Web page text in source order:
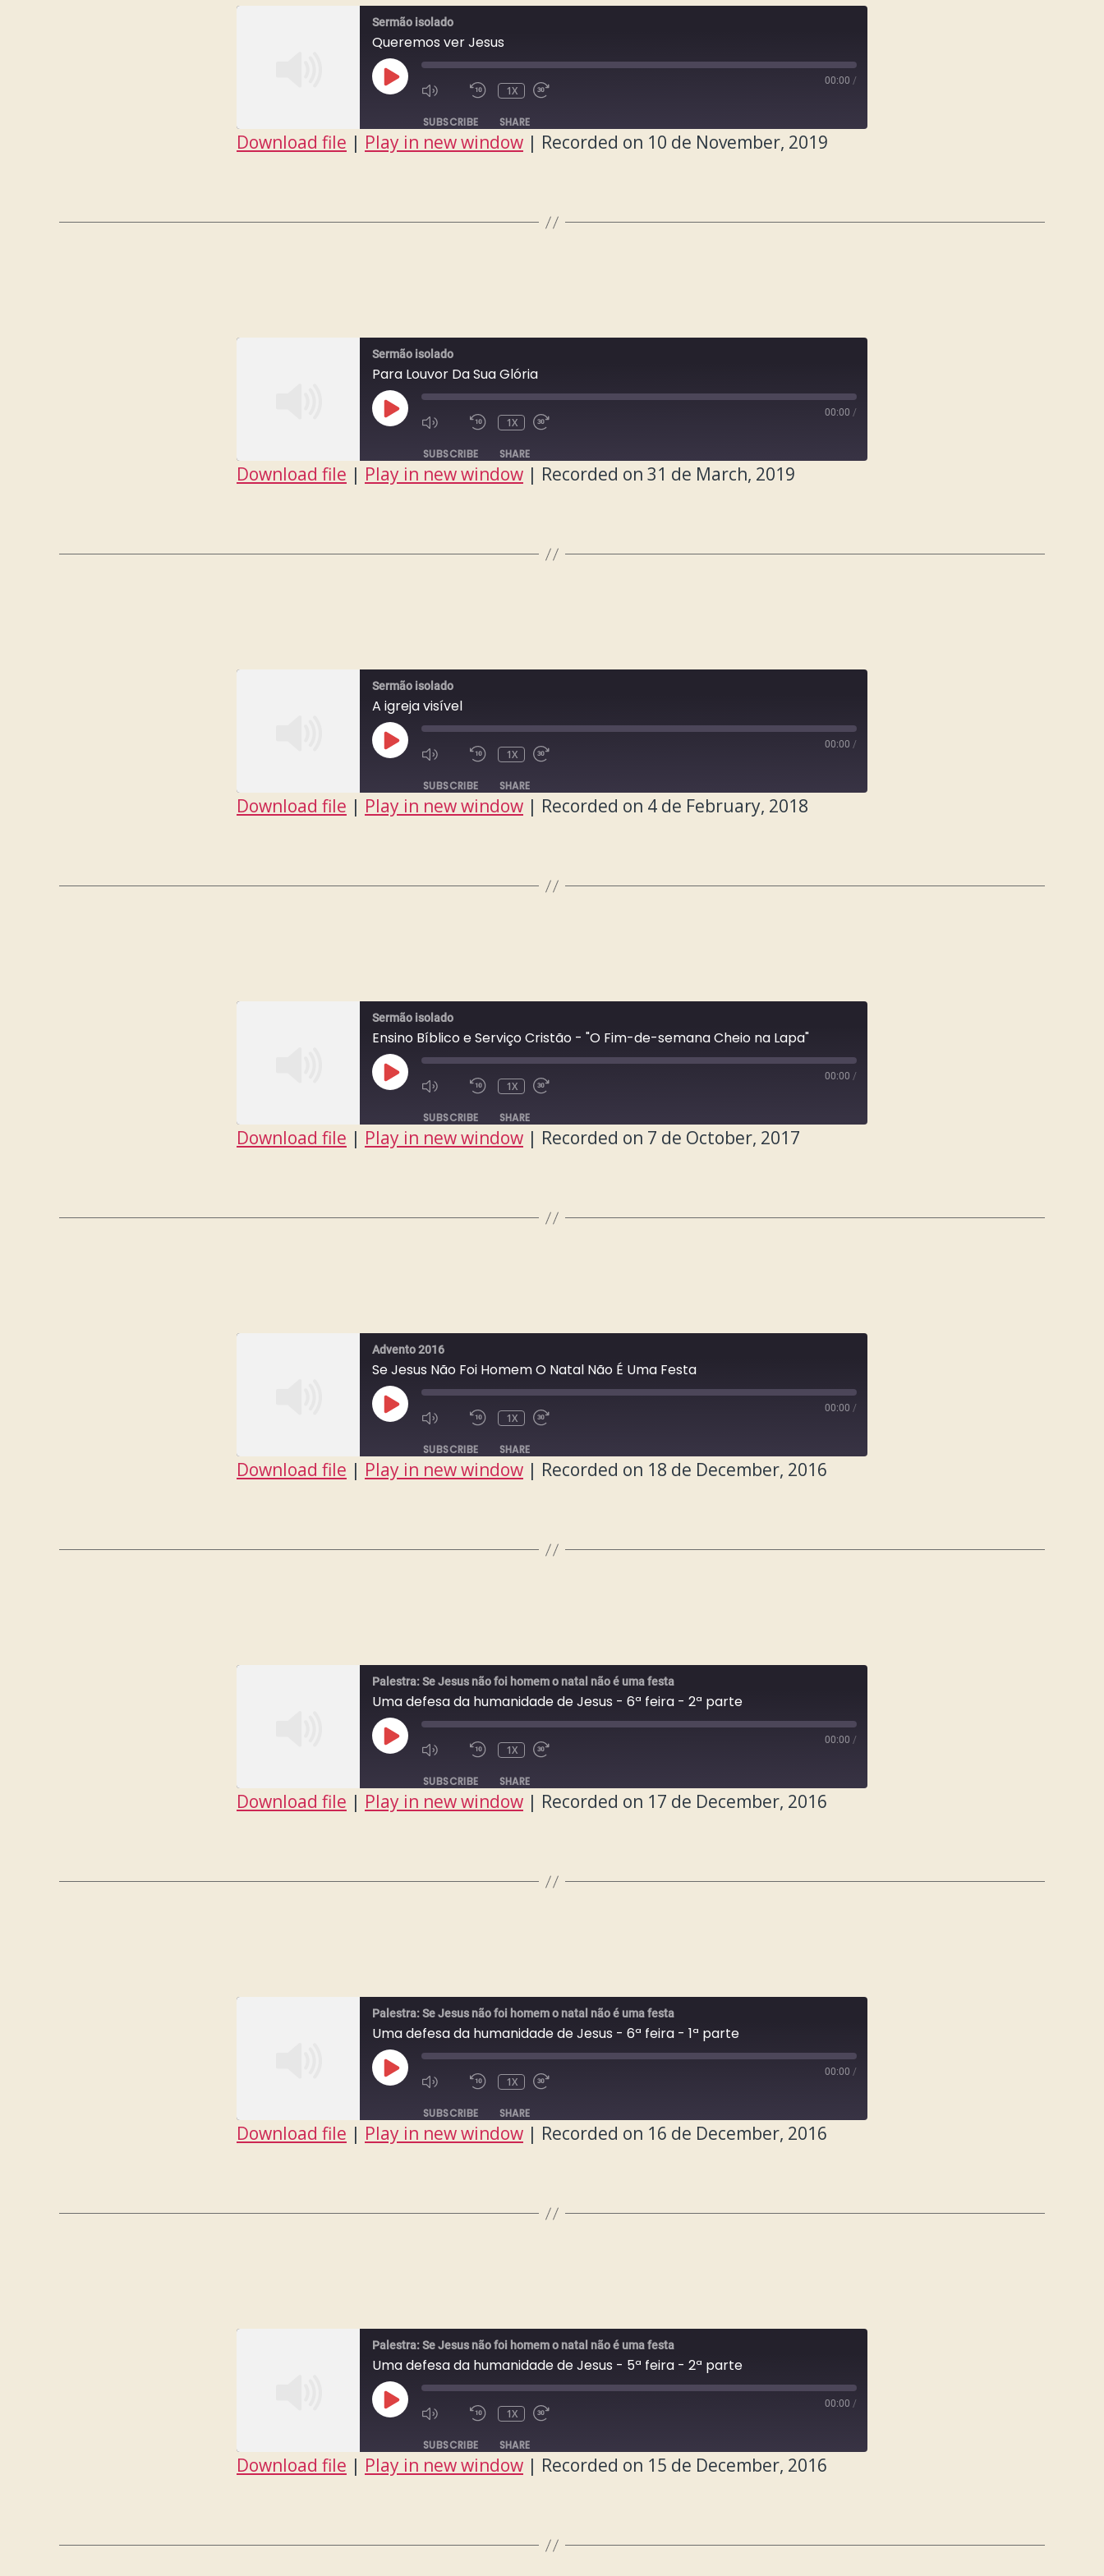
Sermão isolado
Queremos ver Jesus
PLAY
EPISODE
1X
00:00 /
SUBSCRIBE SHARE
Download file | Play in new window | Recorded on 10 de November, 2019
Sermão isolado
Para Louvor Da Sua Glória
PLAY
EPISODE
1X
00:00 /
SUBSCRIBE SHARE
Download file | Play in new window | Recorded on 31 de March, 2019
Sermão isolado
A igreja visível
PLAY
EPISODE
1X
00:00 /
SUBSCRIBE SHARE
Download file | Play in new window | Recorded on 4 de February, 2018
Sermão isolado
Ensino Bíblico e Serviço Cristão - "O Fim-de-semana Cheio na Lapa"
PLAY
EPISODE
1X
00:00 /
SUBSCRIBE SHARE
Download file | Play in new window | Recorded on 7 de October, 2017
Advento 2016
Se Jesus Não Foi Homem O Natal Não É Uma Festa
PLAY
EPISODE
1X
00:00 /
SUBSCRIBE SHARE
Download file | Play in new window | Recorded on 18 de December, 2016
Palestra: Se Jesus não foi homem o natal não é uma festa
Uma defesa da humanidade de Jesus - 6ª feira - 2ª parte
PLAY
EPISODE
1X
00:00 /
SUBSCRIBE SHARE
Download file | Play in new window | Recorded on 17 de December, 2016
Palestra: Se Jesus não foi homem o natal não é uma festa
Uma defesa da humanidade de Jesus - 6ª feira - 1ª parte
PLAY
EPISODE
1X
00:00 /
SUBSCRIBE SHARE
Download file | Play in new window | Recorded on 16 de December, 2016
Palestra: Se Jesus não foi homem o natal não é uma festa
Uma defesa da humanidade de Jesus - 5ª feira - 2ª parte
PLAY
EPISODE
1X
00:00 /
SUBSCRIBE SHARE
Download file | Play in new window | Recorded on 15 de December, 2016